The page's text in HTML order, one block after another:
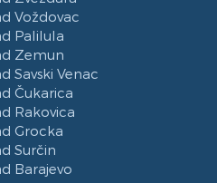
Voždovac
Palilula
Zemun
Savski Venac
Čukarica
Rakovica
Grocka
Surčin
Barajevo